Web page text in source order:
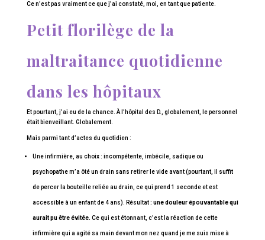
Ce n’est pas vraiment ce que j’ai constaté, moi, en tant que patiente.
Petit florilège de la
maltraitance quotidienne
dans les hôpitaux
Et pourtant, j’ai eu de la chance. À l’hôpital des D., globalement, le personnel
était bienveillant. Globalement.
Mais parmi tant d’actes du quotidien :
Une infirmière, au choix : incompétente, imbécile, sadique ou
psychopathe m’a ôté un drain sans retirer le vide avant (pourtant, il suffit
de percer la bouteille reliée au drain, ce qui prend 1 seconde et est
accessible à un enfant de 4 ans). Résultat: une douleur épouvantable qui
aurait pu être évitée. Ce qui est étonnant, c’est la réaction de cette
infirmière qui a agité sa main devant mon nez quand je me suis mise à